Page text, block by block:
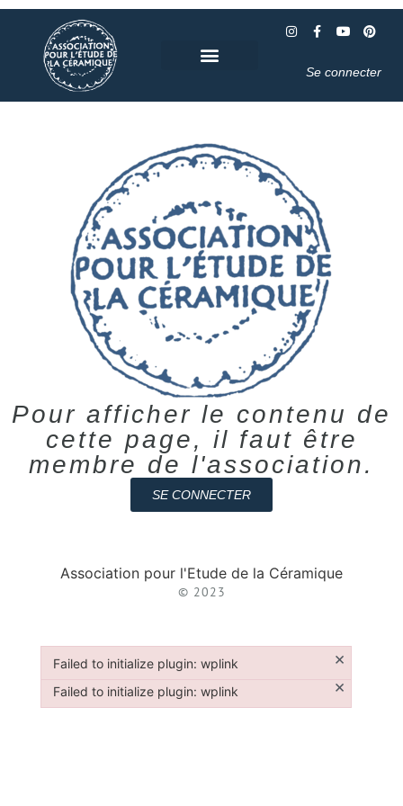
Se connecter
Pour afficher le contenu de
cette page, il faut être
membre de l'association.
SE CONNECTER
Association pour l'Etude de la Céramique
© 2023
Failed to initialize plugin: wplink ×
Failed to initialize plugin: wplink
Failed to initialize plugin: wplink ×